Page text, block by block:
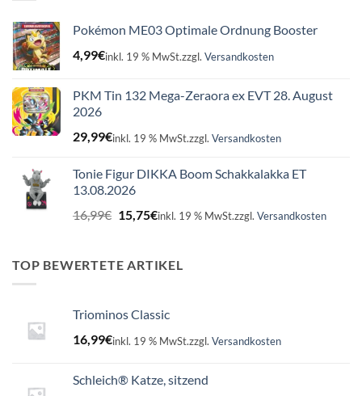
Pokémon ME03 Optimale Ordnung Booster
4,99€inkl. 19 % MwSt.zzgl. Versandkosten
PKM Tin 132 Mega-Zeraora ex EVT 28. August
2026
29,99€inkl. 19 % MwSt.zzgl. Versandkosten
Tonie Figur DIKKA Boom Schakkalakka ET
13.08.2026
16,99€ Ursprünglicher
Preis
16,99€
15,75€Aktueller
15,75€.
inkl. 19 % MwSt.zzgl. Versandkosten
TOP BEWERTETE ARTIKEL
Triominos Classic
16,99€inkl. 19 % MwSt.zzgl. Versandkosten
Schleich® Katze, sitzend